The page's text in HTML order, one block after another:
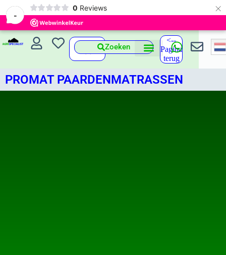
-
0 Reviews ×
Zoeken
<--
Pagina
terug
PROMAT PAARDENMATRASSEN